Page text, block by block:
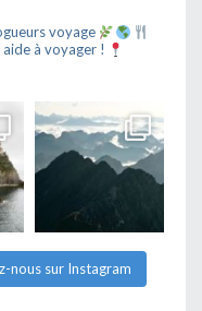
voyage
à voyager !
nous sur Instagram